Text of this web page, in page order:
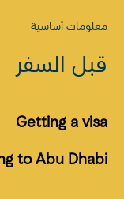
معلومات أساسية
قبل السفر
Getting a visa
to Abu Dhabi